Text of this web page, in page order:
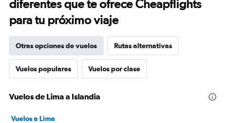
diferentes que te ofrece Cheapflights
para tu próximo viaje
Otras opciones de vuelos Rutas alternativas
Vuelos populares Vuelos por clase
Vuelos de Lima a Islandia
Vuelos a Lima